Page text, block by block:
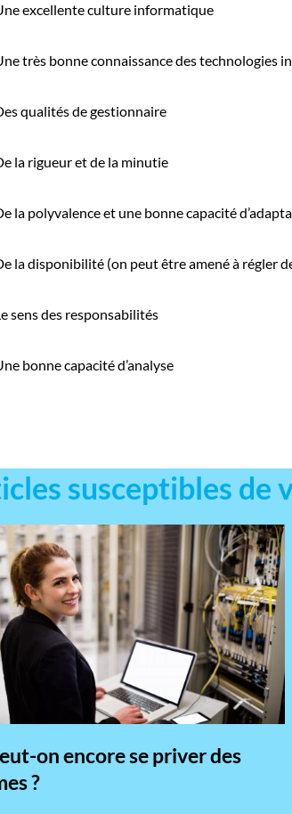
excellente culture informatique
très bonne connaissance des technologies
qualités de gestionnaire
la rigueur et de la minutie
la polyvalence et une bonne capacité
la disponibilité (on peut être amené à régler
sens des responsabilités
bonne capacité d’analyse
susceptibles de
on encore se priver des
?